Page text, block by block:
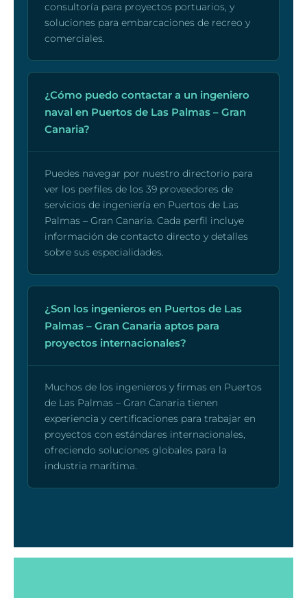
consultoría para proyectos portuarios, y
soluciones para embarcaciones de recreo y
comerciales.
¿Cómo puedo contactar a un ingeniero
naval en Puertos de Las Palmas – Gran
Canaria?
Puedes navegar por nuestro directorio para
ver los perfiles de los 39 proveedores de
servicios de ingeniería en Puertos de Las
Palmas – Gran Canaria. Cada perfil incluye
información de contacto directo y detalles
sobre sus especialidades.
¿Son los ingenieros en Puertos de Las
Palmas – Gran Canaria aptos para
proyectos internacionales?
Muchos de los ingenieros y firmas en Puertos
de Las Palmas – Gran Canaria tienen
experiencia y certificaciones para trabajar en
proyectos con estándares internacionales,
ofreciendo soluciones globales para la
industria marítima.